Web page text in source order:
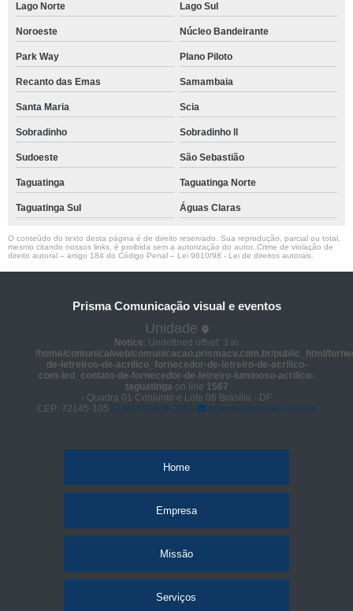
Lago Norte Lago Sul
Noroeste Núcleo Bandeirante
Park Way Plano Piloto
Recanto das Emas Samambaia
Santa Maria Scia
Sobradinho Sobradinho ll
Sudoeste São Sebastião
Taguatinga Taguatinga Norte
Taguatinga Sul Águas Claras
O conteúdo do texto desta página é de direito reservado. Sua reprodução, parcial ou total,
mesmo citando nossos links, é proibida sem a autorização do autor. Crime de violação de
direito autoral – artigo 184 do Código Penal – Lei 9610/98 - Lei de direitos autorais
Prisma Comunicação visual e eventos
Unidade
Notice: Undefined offset: 3 in
/home/comunica/web/comunicacao.prismacv.com.br/public_html/
de-letreiros-de-acrilico_fornecedor-de-letreiro-de-acrilico-
com-led_contato-de-fornecedor-de-letreiro-luminoso-acrilico-
taguatingaon line 1567
- Quadra 01 Conjunto e Lote 06 Brasília - DF
CEP: 72145-105
(61) 98664-2818 prisma@prismacv.com.br
Home
Empresa
Missão
Serviços